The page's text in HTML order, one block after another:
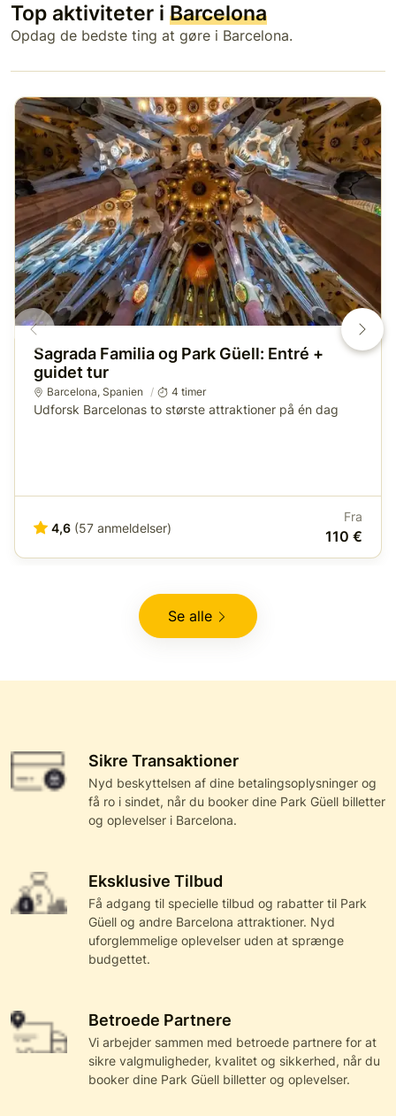
Top aktiviteter i Barcelona
Opdag de bedste ting at gøre i Barcelona.
Sagrada Familia og Park Güell: Entré +
guidet tur
Barcelona, Spanien 4 timer
Udforsk Barcelonas to største attraktioner på én dag
4,6 (57 anmeldelser)
Fra
110 €
Se alle
Sikre Transaktioner
Nyd beskyttelsen af dine betalingsoplysninger og
få ro i sindet, når du booker dine Park Güell billetter
og oplevelser i Barcelona.
Eksklusive Tilbud
Få adgang til specielle tilbud og rabatter til Park
Güell og andre Barcelona attraktioner. Nyd
uforglemmelige oplevelser uden at sprænge
budgettet.
Betroede Partnere
Vi arbejder sammen med betroede partnere for at
sikre valgmuligheder, kvalitet og sikkerhed, når du
booker dine Park Güell billetter og oplevelser.